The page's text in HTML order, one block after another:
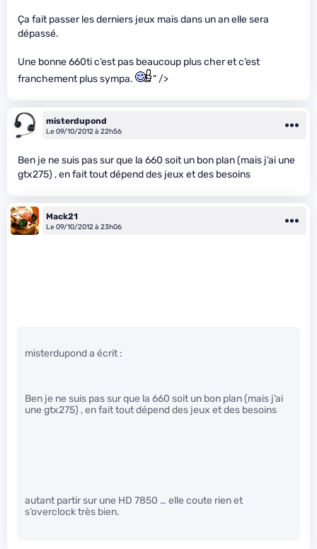
Ça fait passer les derniers jeux mais dans un an elle sera
dépassé.
Une bonne 660ti c’est pas beaucoup plus cher et c’est
franchement plus sympa.
" />
misterdupond
Le 09/10/2012 à 22h56
Ben je ne suis pas sur que la 660 soit un bon plan (mais j’ai une
gtx275) , en fait tout dépend des jeux et des besoins
Mack21
Le 09/10/2012 à 23h06
misterdupond a écrit :
Ben je ne suis pas sur que la 660 soit un bon plan (mais j’ai
une gtx275) , en fait tout dépend des jeux et des besoins
autant partir sur une HD 7850 … elle coute rien et
s’overclock très bien.